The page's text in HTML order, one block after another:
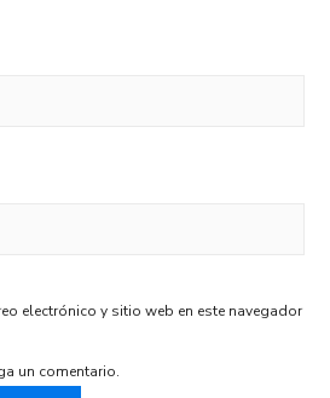
electrónico y sitio web en este navegador
un comentario.